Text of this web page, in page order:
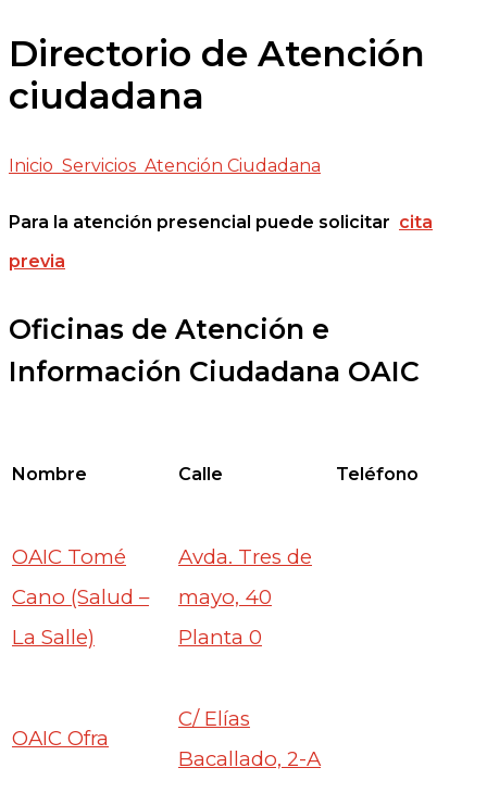
Directorio de Atención
ciudadana
Inicio Servicios Atención Ciudadana
Para la atención presencial puede solicitar cita
previa
Oficinas de Atención e
Información Ciudadana OAIC
Nombre Calle Teléfono
OAIC Tomé
Cano (Salud –
La Salle)
Avda. Tres de
mayo, 40
Planta 0
OAIC Ofra
C/ Elías
Bacallado, 2-A